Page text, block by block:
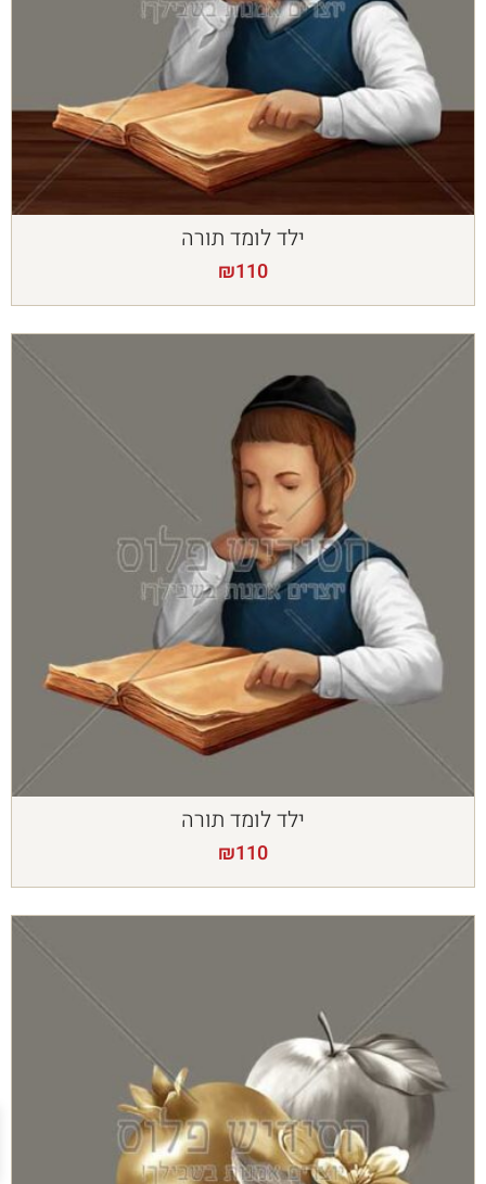
ילד לומד תורה
₪110
ילד לומד תורה
₪110